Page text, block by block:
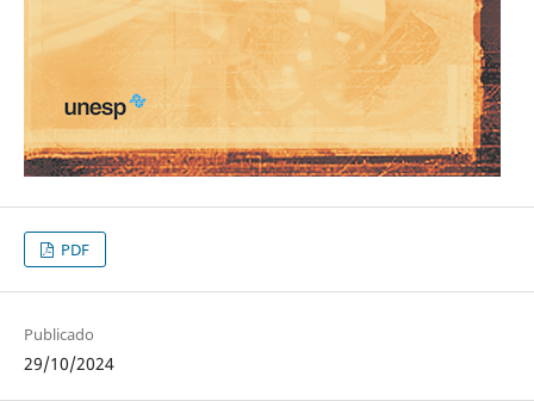
PDF
Publicado
29/10/2024